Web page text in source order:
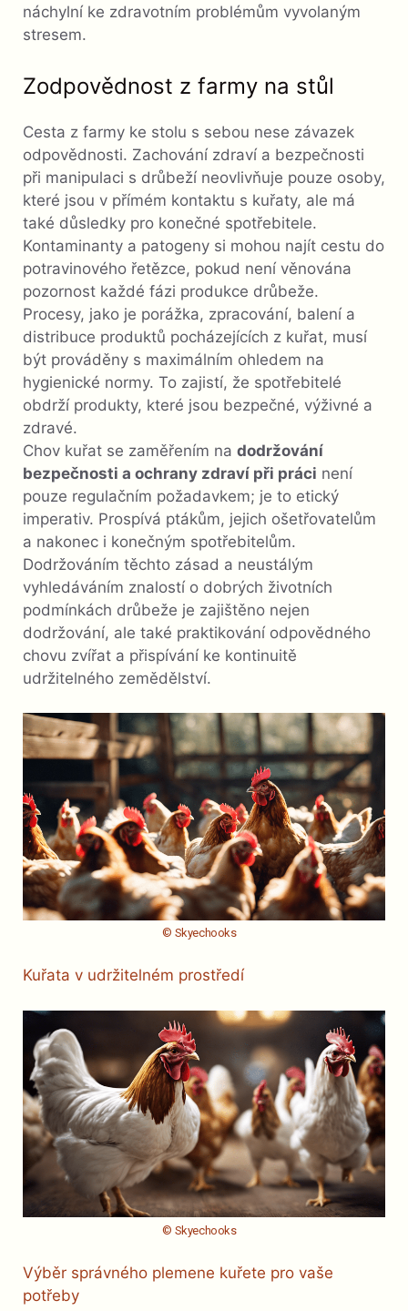
náchylní ke zdravotním problémům vyvolaným
stresem.
Zodpovědnost z farmy na stůl
Cesta z farmy ke stolu s sebou nese závazek
odpovědnosti. Zachování zdraví a bezpečnosti
při manipulaci s drůbeží neovlivňuje pouze osoby,
které jsou v přímém kontaktu s kuřaty, ale má
také důsledky pro konečné spotřebitele.
Kontaminanty a patogeny si mohou najít cestu do
potravinového řetězce, pokud není věnována
pozornost každé fázi produkce drůbeže.
Procesy, jako je porážka, zpracování, balení a
distribuce produktů pocházejících z kuřat, musí
být prováděny s maximálním ohledem na
hygienické normy. To zajistí, že spotřebitelé
obdrží produkty, které jsou bezpečné, výživné a
zdravé.
Chov kuřat se zaměřením na dodržování
bezpečnosti a ochrany zdraví při práci není
pouze regulačním požadavkem; je to etický
imperativ. Prospívá ptákům, jejich ošetřovatelům
a nakonec i konečným spotřebitelům.
Dodržováním těchto zásad a neustálým
vyhledáváním znalostí o dobrých životních
podmínkách drůbeže je zajištěno nejen
dodržování, ale také praktikování odpovědného
chovu zvířat a přispívání ke kontinuitě
udržitelného zemědělství.
© Skyechooks
Kuřata v udržitelném prostředí
© Skyechooks
Výběr správného plemene kuřete pro vaše
potřeby